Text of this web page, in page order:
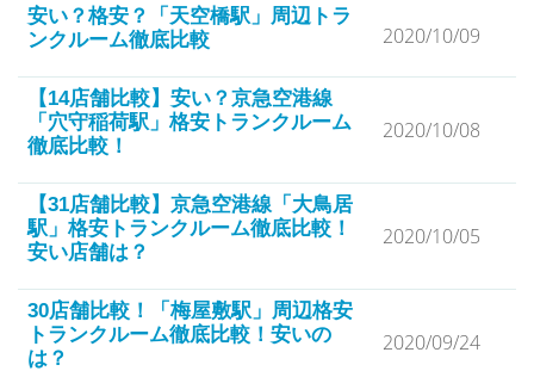
安い？格安？「天空橋駅」周辺トラ
ンクルーム徹底比較
2020/10/09
【14店舗比較】安い？京急空港線
「穴守稲荷駅」格安トランクルーム
徹底比較！
2020/10/08
【31店舗比較】京急空港線「大鳥居
駅」格安トランクルーム徹底比較！
安い店舗は？
2020/10/05
30店舗比較！「梅屋敷駅」周辺格安
トランクルーム徹底比較！安いの
は？
2020/09/24